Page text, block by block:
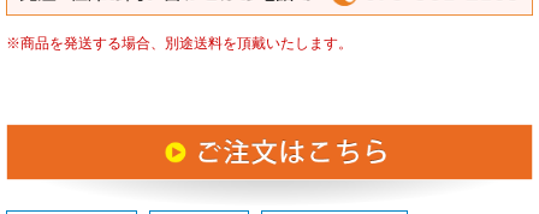
※商品を発送する場合、別途送料を頂戴いたします。